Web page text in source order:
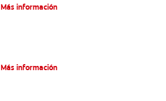
Más información
Más información